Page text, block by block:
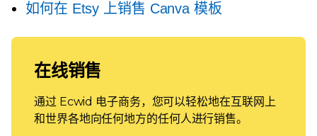
如何在 Etsy 上销售 Canva 模板
在线销售
通过 Ecwid 电子商务，您可以轻松地在互联网上
和世界各地向任何地方的任何人进行销售。